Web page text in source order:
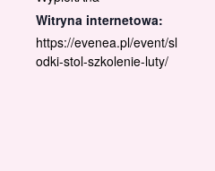
Witryna internetowa:
https://evenea.pl/event/sl
odki-stol-szkolenie-luty/